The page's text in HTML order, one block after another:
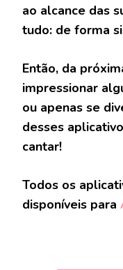
ao alcance das
tudo: de forma
Então, da
impressionar
ou apenas se
desses
cantar!
Todos os
disponíveis para